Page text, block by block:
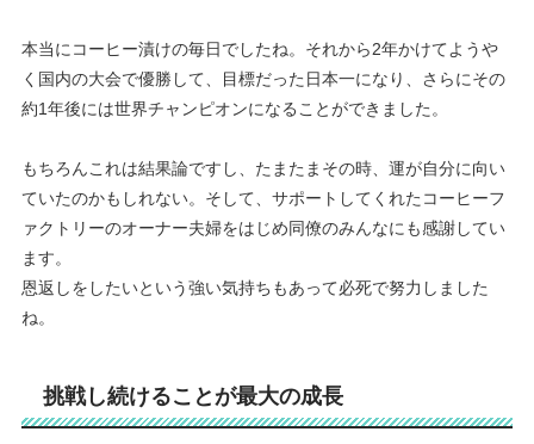
本当にコーヒー漬けの毎日でしたね。それから2年かけてようや
く国内の大会で優勝して、目標だった日本一になり、さらにその
約1 年後には世界チャンピオンになることができました。
もちろんこれは結果論ですし、たまたまその時、運が自分に向い
ていたのかもしれない。そして、サポートしてくれたコーヒーフ
ァクトリーのオーナー夫婦をはじめ同僚のみんなにも感謝してい
ます。
恩返しをしたいという強い気持ちもあって必死で努力しました
ね。
挑戦し続けることが最大の成長